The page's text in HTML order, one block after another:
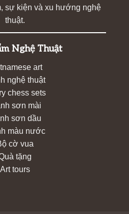
sự kiện và xu hướng nghệ
thuật.
Nghệ Thuật
art
nghệ thuật
chess sets
sơn mài
sơn dầu
màu nước
cờ vua
tặng
Art tours